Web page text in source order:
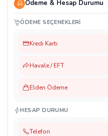
Ödeme & Hesap Durumu
ÖDEME SEÇENEKLERI
Kredi Kartı
Havale / EFT
Elden Ödeme
HESAP DURUMU
Telefon